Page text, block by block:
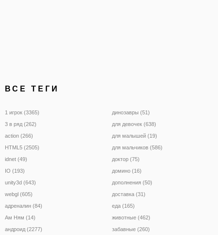
ВСЕ ТЕГИ
1 игрок (3365)
3 в ряд (262)
action (266)
HTML5 (2505)
idnet (49)
IO (193)
unity3d (643)
webgl (605)
адреналин (84)
Ам Ням (14)
андроид (2277)
динозавры (51)
для девочек (638)
для малышей (19)
для мальчиков (586)
доктор (75)
домино (16)
дополнения (50)
доставка (31)
еда (165)
животные (462)
забавные (260)